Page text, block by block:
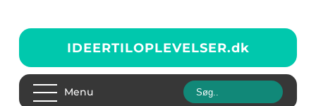
IDEERTILOPLEVELSER.dk
Menu